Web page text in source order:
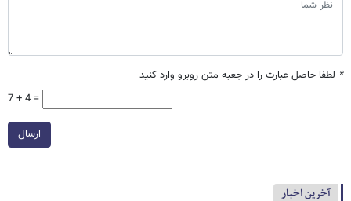
* لطفا حاصل عبارت را در جعبه متن روبرو وارد کنید
7 + 4 =
ارسال
آخرین اخبار